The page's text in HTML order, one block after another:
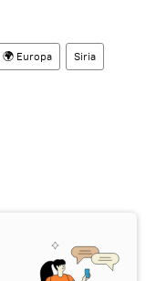
🌍 Europa Siria